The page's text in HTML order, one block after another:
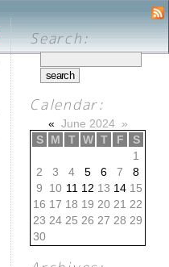
Search:
Calendar:
« June 2024 »
S
M T W T F
S
1
2
3 4 5 6 7
8
9
10 11 12 13 14 15
16 17 18 19 20 21 22
23 24 25 26 27 28 29
30